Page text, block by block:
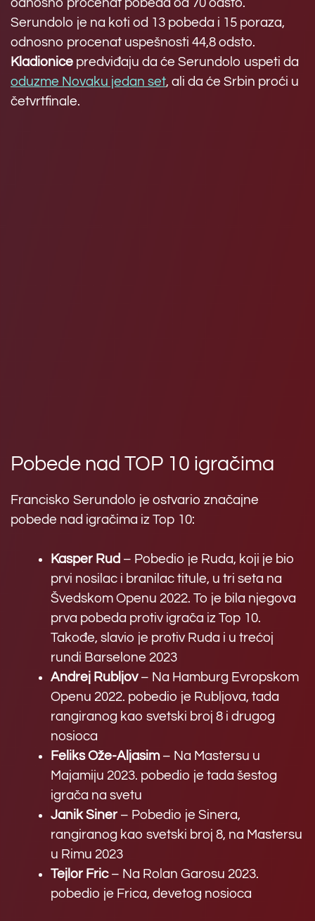
odnosno procenat pobeda od 70 odsto.
Serundolo je na koti od 13 pobeda i 15 poraza,
odnosno procenat uspešnosti 44,8 odsto.
Kladionice predviđaju da će Serundolo uspeti da
oduzme Novaku jedan set, ali da će Srbin proći u
četvrtfinale.
Pobede nad TOP 10 igračima
Francisko Serundolo je ostvario značajne
pobede nad igračima iz Top 10:
Kasper Rud – Pobedio je Ruda, koji je bio
prvi nosilac i branilac titule, u tri seta na
Švedskom Openu 2022. To je bila njegova
prva pobeda protiv igrača iz Top 10.
Takođe, slavio je protiv Ruda i u trećoj
rundi Barselone 2023
Andrej Rubljov– Na Hamburg Evropskom
Openu 2022. pobedio je Rubljova, tada
rangiranog kao svetski broj 8 i drugog
nosioca
Feliks Ože-Aljasim– Na Mastersu u
Majamiju 2023. pobedio je tada šestog
igrača na svetu
Janik Siner – Pobedio je Sinera,
rangiranog kao svetski broj 8, na Mastersu
u Rimu 2023
Tejlor Fric– Na Rolan Garosu 2023.
pobedio je Frica, devetog nosioca